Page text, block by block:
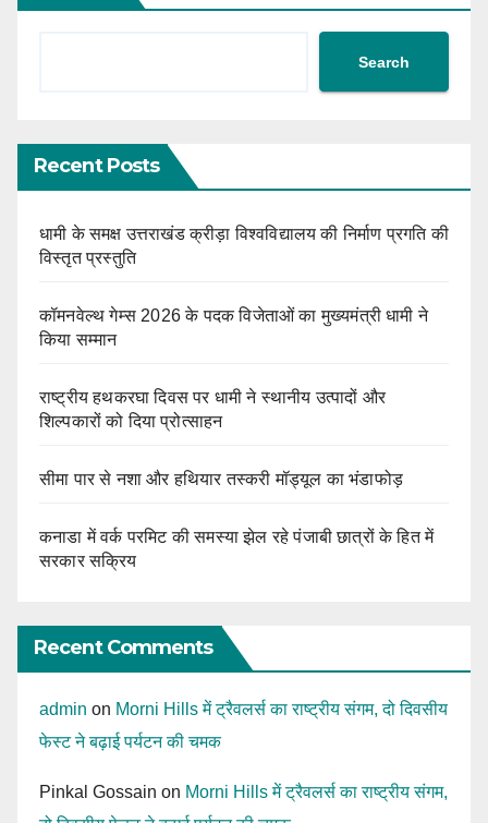
Search
Recent Posts
धामी के समक्ष उत्तराखंड क्रीड़ा विश्वविद्यालय की निर्माण प्रगति की
विस्तृत प्रस्तुति
कॉमनवेल्थ गेम्स 2026 के पदक विजेताओं का मुख्यमंत्री धामी ने
किया सम्मान
राष्ट्रीय हथकरघा दिवस पर धामी ने स्थानीय उत्पादों और
शिल्पकारों को दिया प्रोत्साहन
सीमा पार से नशा और हथियार तस्करी मॉड्यूल का भंडाफोड़
कनाडा में वर्क परमिट की समस्या झेल रहे पंजाबी छात्रों के हित में
सरकार सक्रिय
Recent Comments
admin on Morni Hills में ट्रैवलर्स का राष्ट्रीय संगम, दो दिवसीय
फेस्ट ने बढ़ाई पर्यटन की चमक
Pinkal Gossain on Morni Hills में ट्रैवलर्स का राष्ट्रीय संगम,